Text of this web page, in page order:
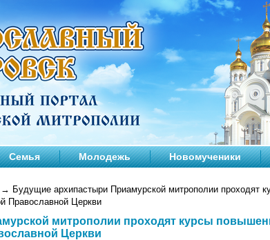
Семья Молодежь Новомученики
→ Будущие архипастыри Приамурской митрополии проходят
Православной Церкви
митрополии проходят курсы
Церкви